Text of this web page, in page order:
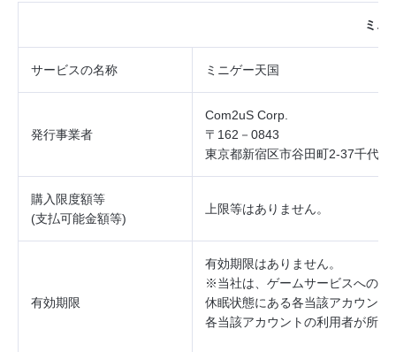
ミニ
サービスの名称 ミニゲー天国
発行事業者
Com2uS Corp.
〒162－0843
東京都新宿区市谷田町2‐37千代田
購入限度額等
(支払可能金額等)
上限等はありません。
有効期限
有効期限はありません。
※当社は、ゲームサービスへのロ
休眠状態にある各当該アカウン
各当該アカウントの利用者が所